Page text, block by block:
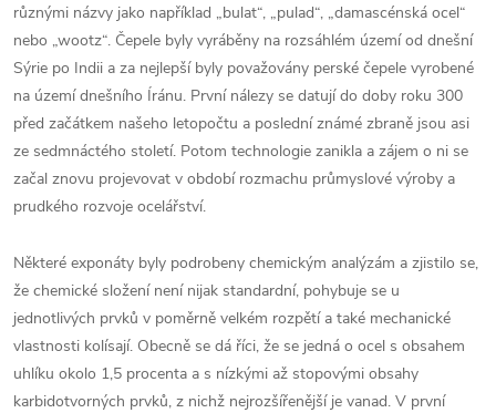
různými názvy jako například „bulat“, „pulad“, „damascénská ocel“
nebo „wootz“. Čepele byly vyráběny na rozsáhlém území od dnešní
Sýrie po Indii a za nejlepší byly považovány perské čepele vyrobené
na území dnešního Íránu. První nálezy se datují do doby roku 300
před začátkem našeho letopočtu a poslední známé zbraně jsou asi
ze sedmnáctého století. Potom technologie zanikla a zájem o ni se
začal znovu projevovat v období rozmachu průmyslové výroby a
prudkého rozvoje ocelářství.
Některé exponáty byly podrobeny chemickým analýzám a zjistilo se,
že chemické složení není nijak standardní, pohybuje se u
jednotlivých prvků v poměrně velkém rozpětí a také mechanické
vlastnosti kolísají. Obecně se dá říci, že se jedná o ocel s obsahem
uhlíku okolo 1,5 procenta a s nízkými až stopovými obsahy
karbidotvorných prvků, z nichž nejrozšířenější je vanad. V první